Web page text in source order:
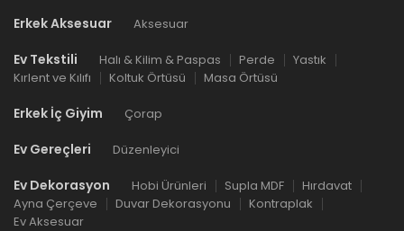
Erkek Aksesuar Aksesuar
Ev Tekstili Halı & Kilim & Paspas Perde
Yastık
Kırlent ve Kılıfı
Koltuk Örtüsü Masa Örtüsü
Erkek İç Giyim Çorap
Ev Gereçleri Düzenleyici
Ev Dekorasyon Hobi Ürünleri Supla MDF
Hırdavat
Ayna Çerçeve
Duvar Dekorasyonu
Kontraplak
Ev Aksesuar